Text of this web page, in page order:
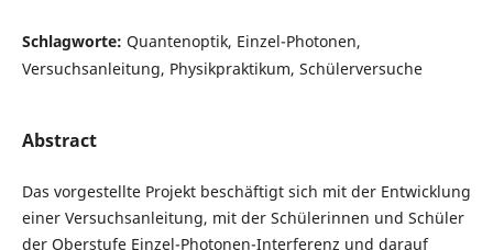
Schlagworte: Quantenoptik, Einzel-Photonen,
Versuchsanleitung, Physikpraktikum, Schülerversuche
Abstract
Das vorgestellte Projekt beschäftigt sich mit der Entwicklung
einer Versuchsanleitung, mit der Schülerinnen und Schüler
der Oberstufe Einzel-Photonen-Interferenz und darauf